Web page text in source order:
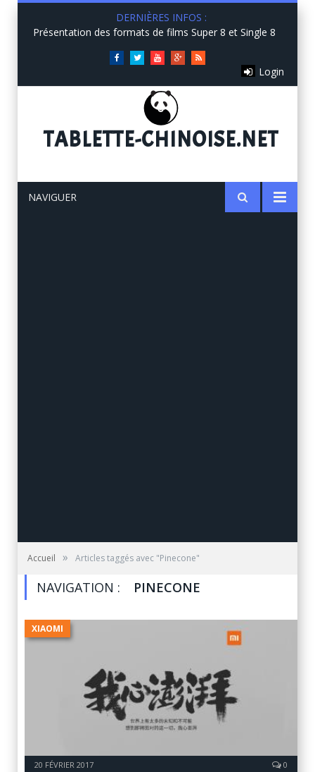
DERNIÈRES INFOS :
Présentation des formats de films Super 8 et Single 8
FacebookTwitterYou
Google+RSS
Login
TABLETTE-CHINOISE.NET
NAVIGUER
Accueil » Articles taggés avec "Pinecone"
NAVIGATION : PINECONE
XIAOMI
20 FÉVRIER 2017 0